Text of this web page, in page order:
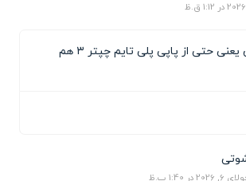
عالی هستش یعنی حتی از پاپی پلی تایم چپتر ۳ هم
2026 در 1:40 ب.ظ